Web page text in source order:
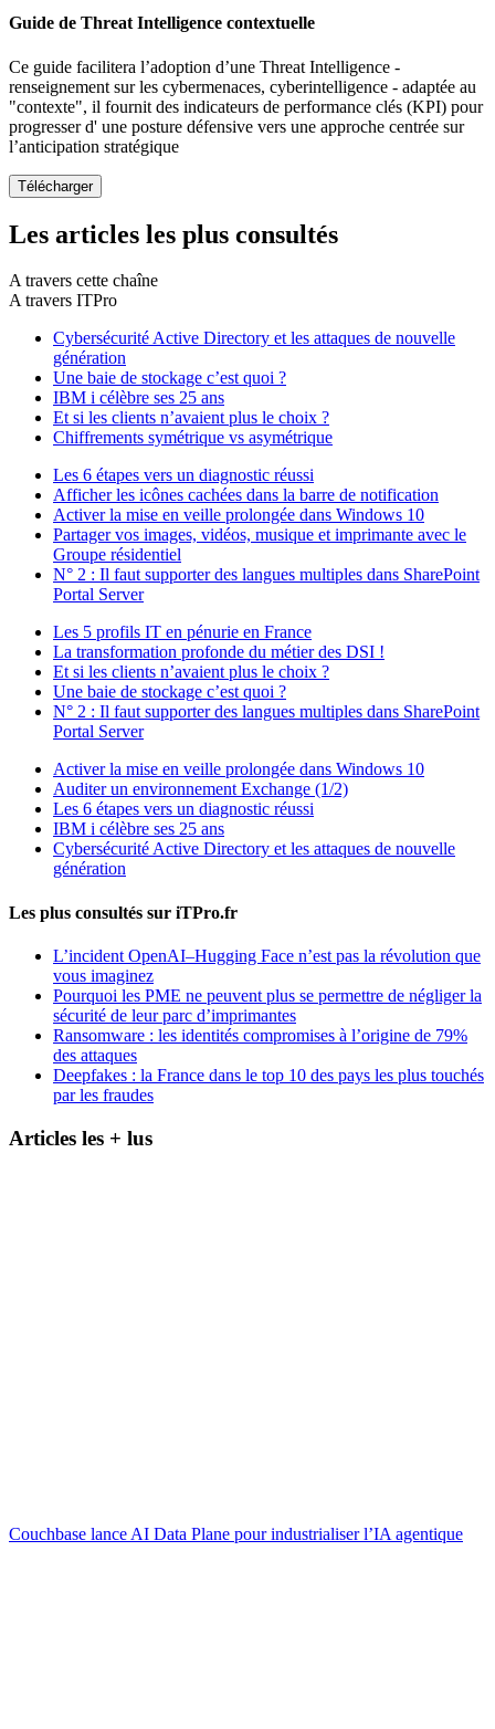
Guide de Threat Intelligence contextuelle
Ce guide facilitera l’adoption d’une Threat Intelligence -
renseignement sur les cybermenaces, cyberintelligence - adaptée au
"contexte", il fournit des indicateurs de performance clés (KPI) pour
progresser d' une posture défensive vers une approche centrée sur
l’anticipation stratégique
Les articles les plus consultés
A travers cette chaîne
A travers ITPro
Cybersécurité Active Directory et les attaques de nouvelle
génération
Une baie de stockage c’est quoi ?
IBM i célèbre ses 25 ans
Et si les clients n’avaient plus le choix ?
Chiffrements symétrique vs asymétrique
Les 6 étapes vers un diagnostic réussi
Afficher les icônes cachées dans la barre de notification
Activer la mise en veille prolongée dans Windows 10
Partager vos images, vidéos, musique et imprimante avec le
Groupe résidentiel
N° 2 : Il faut supporter des langues multiples dans SharePoint
Portal Server
Les 5 profils IT en pénurie en France
La transformation profonde du métier des DSI !
Et si les clients n’avaient plus le choix ?
Une baie de stockage c’est quoi ?
N° 2 : Il faut supporter des langues multiples dans SharePoint
Portal Server
Activer la mise en veille prolongée dans Windows 10
Auditer un environnement Exchange (1/2)
Les 6 étapes vers un diagnostic réussi
IBM i célèbre ses 25 ans
Cybersécurité Active Directory et les attaques de nouvelle
génération
Les plus consultés sur iTPro.fr
L’incident OpenAI–Hugging Face n’est pas la révolution que
vous imaginez
Pourquoi les PME ne peuvent plus se permettre de négliger la
sécurité de leur parc d’imprimantes
Ransomware : les identités compromises à l’origine de 79%
des attaques
Deepfakes : la France dans le top 10 des pays les plus touchés
par les fraudes
Articles les + lus
Couchbase lance AI Data Plane pour industrialiser l’IA agentique